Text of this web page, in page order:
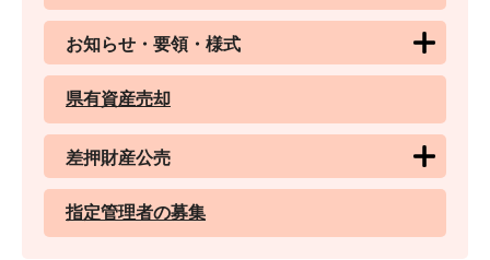
お知らせ・要領・様式
県有資産売却
差押財産公売
指定管理者の募集